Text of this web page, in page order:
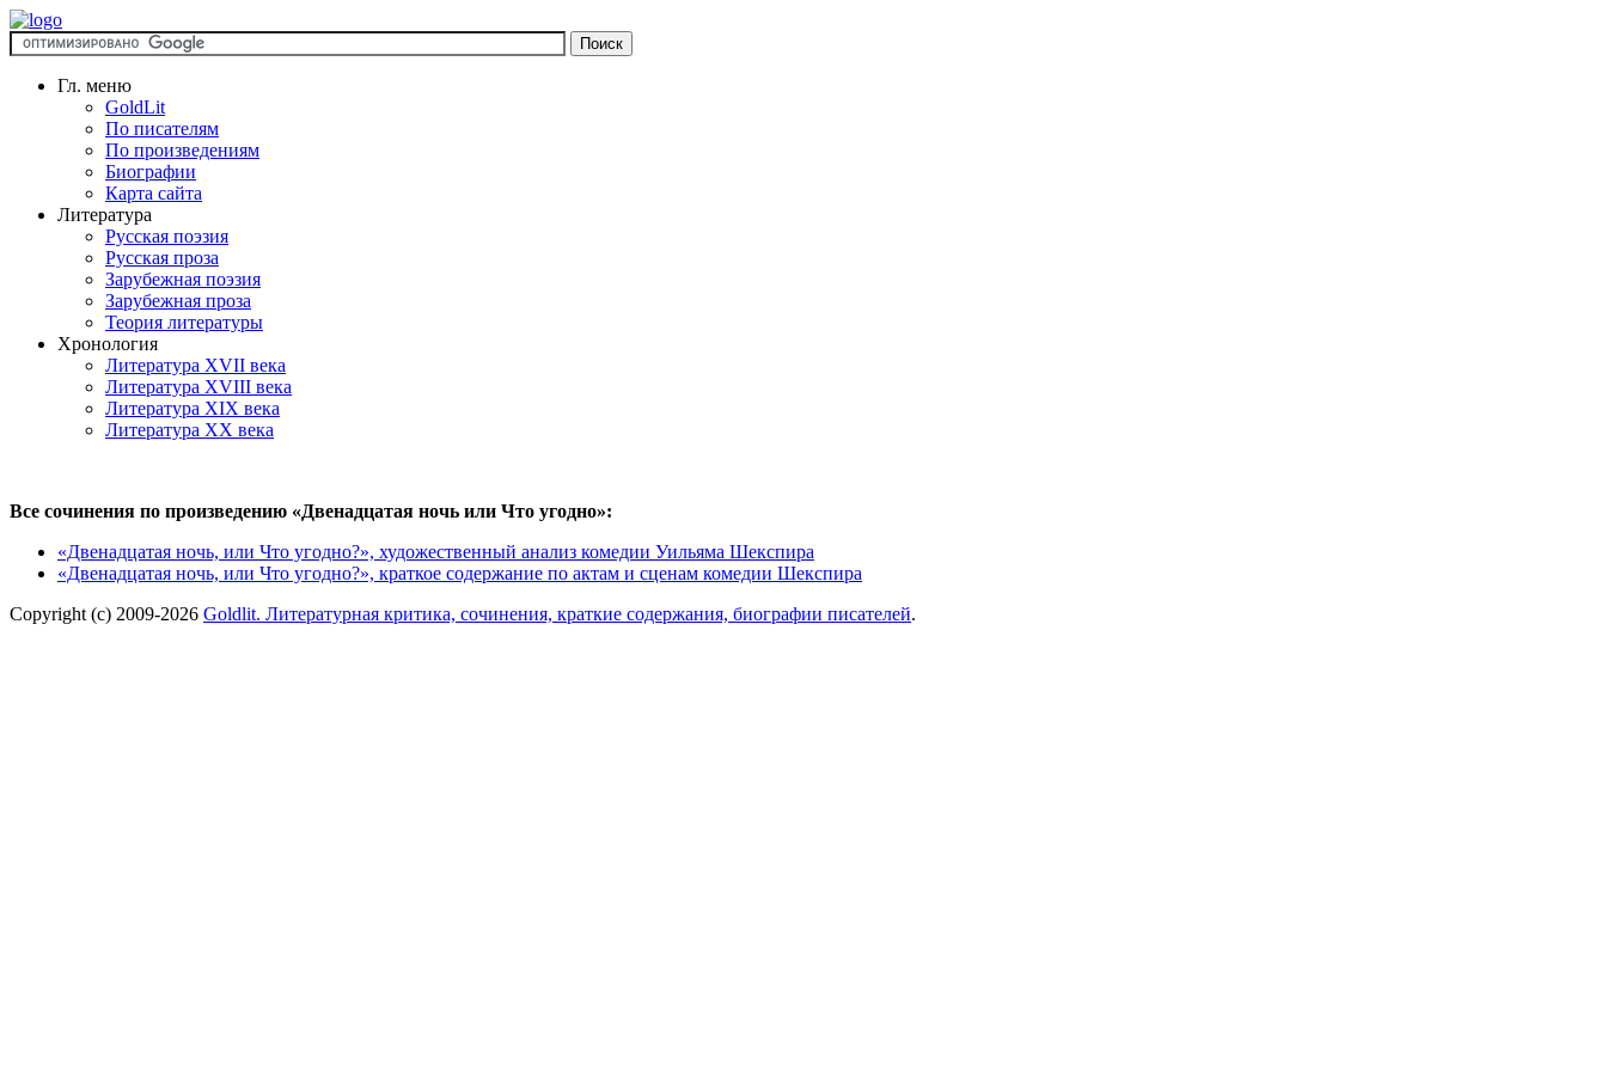
Гл. меню
GoldLit
По писателям
По произведениям
Биографии
Карта сайта
Литература
Русская поэзия
Русская проза
Зарубежная поэзия
Зарубежная проза
Теория литературы
Хронология
Литература XVII века
Литература XVIII века
Литература XIX века
Литература XX века
Все сочинения по произведению «Двенадцатая ночь или Что угодно»:
«Двенадцатая ночь, или Что угодно?», художественный анализ комедии Уильяма Шекспира
«Двенадцатая ночь, или Что угодно?», краткое содержание по актам и сценам комедии Шекспира
Copyright (c) 2009-2026 Goldlit. Литературная критика, сочинения, краткие содержания, биографии писателей.